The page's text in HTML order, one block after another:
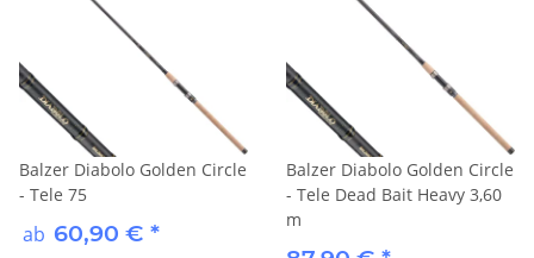
Balzer Diabolo Golden Circle
- Tele 75
ab 60,90 € *
Balzer Diabolo Golden Circle
- Tele Dead Bait Heavy 3,60
m